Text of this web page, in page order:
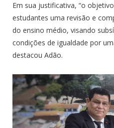
Em sua justificativa, “o
estudantes uma revisão e
do ensino médio, visando
condições de igualdade por
destacou Adão.